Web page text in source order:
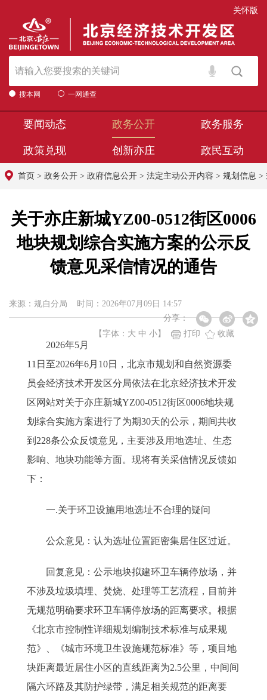
关怀版
搜本网 一网通查
要闻动态 政务公开 政务服务
政策兑现 创新亦庄 政民互动
首页 > 政务公开 > 政府信息公开 > 法定主动公开内容 > 规划信息 >
关于亦庄新城YZ00-0512街区0006
地块规划综合实施方案的公示反
馈意见采信情况的通告
来源：规自分局 时间：2026年07月09日 14:57
分享：
【字体： 大 中 小 】 打印 收藏
2026年5月
11日至2026年6月10日，北京市规划和自然资源委
员会经济技术开发区分局依法在北京经济技术开发
区网站对关于亦庄新城YZ00-0512街区0006地块规
划综合实施方案进行了为期30天的公示，期间共收
到228条公众反馈意见，主要涉及用地选址、生态
影响、地块功能等方面。现将有关采信情况反馈如
下：
一.关于环卫设施用地选址不合理的疑问
公众意见：认为选址位置距密集居住区过近。
回复意见：公示地块拟建环卫车辆停放场，并
不涉及垃圾填埋、焚烧、处理等工艺流程，目前并
无规范明确要求环卫车辆停放场的距离要求。根据
《北京市控制性详细规划编制技术标准与成果规
范》、《城市环境卫生设施规范标准》等，项目地
块距离最近居住小区的直线距离为2.5公里，中间间
隔六环路及其防护绿带，满足相关规范的距离要